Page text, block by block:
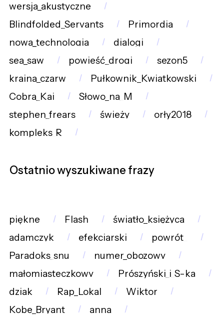
wersja_akustyczne
Blindfolded_Servants
Primordia
nowa_technologia
dialogi
sea_saw
powieść_drogi
sezon5
kraina_czarw
Pułkownik_Kwiatkowski
Cobra_Kai
Słowo_na_M
stephen_frears
świeży
orły2018
kompleks_R
Ostatnio wyszukiwane frazy
piękne Flash
światło_księżyca
adamczyk
efekciarski
powrót_
Paradoks_snu
numer_obozowy
małomiasteczkowy
Prószyński_i_S-ka
dziak
Rap_Lokal
Wiktor
Kobe_Bryant
anna